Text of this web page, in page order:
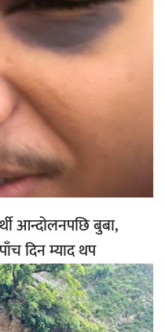
आन्दोलनपछि बुबा,
दिन म्याद थप